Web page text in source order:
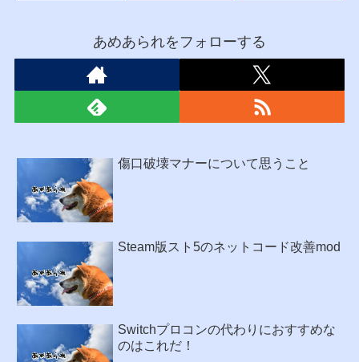
あめあられをフォローする
傷口破壊マナーについて思うこと
Steam版スト5のネットコード改善mod
Switchプロコンの代わりにおすすめな
のはこれだ！